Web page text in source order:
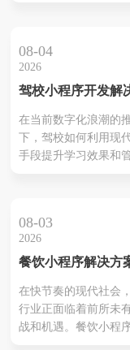
08-04
2026
驾校小程序开发解
化的学习体验
在当前数字化浪潮的
下，驾校如何利用现
手段提升学习效果和
一条通向智能化管理和
学习的新途径。本文将
能设计、用户体验和
打造一套高效、智能
小程序。 功能设计 1.学员管
理模块 学员管理模块
08-03
2026
餐饮小程序解决方
在快节奏的现代社会
行业正面临着前所未
战和机遇。餐饮小程